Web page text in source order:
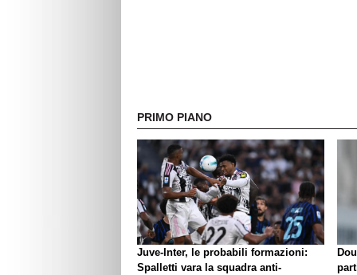
PRIMO PIANO
Juve-Inter, le probabili formazioni:
Spalletti vara la squadra anti-